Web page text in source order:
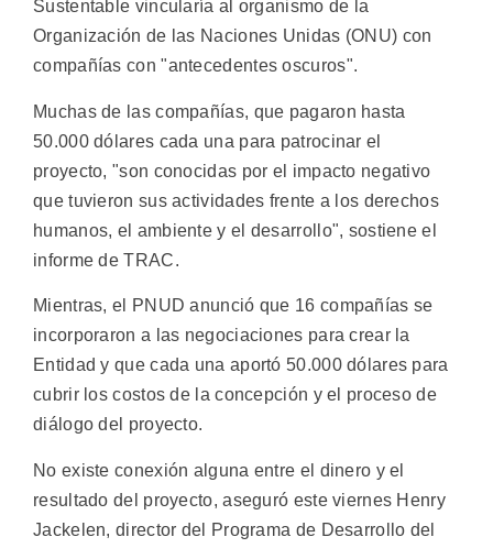
Sustentable vincularía al organismo de la
Organización de las Naciones Unidas (ONU) con
compañías con "antecedentes oscuros".
Muchas de las compañías, que pagaron hasta
50.000 dólares cada una para patrocinar el
proyecto, "son conocidas por el impacto negativo
que tuvieron sus actividades frente a los derechos
humanos, el ambiente y el desarrollo", sostiene el
informe de TRAC.
Mientras, el PNUD anunció que 16 compañías se
incorporaron a las negociaciones para crear la
Entidad y que cada una aportó 50.000 dólares para
cubrir los costos de la concepción y el proceso de
diálogo del proyecto.
No existe conexión alguna entre el dinero y el
resultado del proyecto, aseguró este viernes Henry
Jackelen, director del Programa de Desarrollo del